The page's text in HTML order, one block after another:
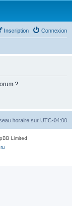
Connexion
Inscription
?
horaire sur UTC-04:00
Limited